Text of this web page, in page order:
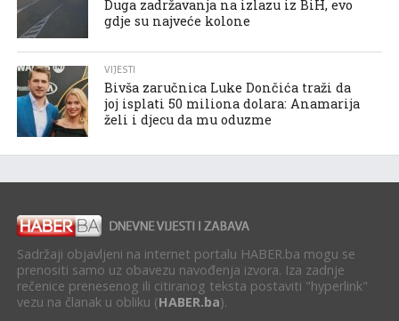
Duga zadržavanja na izlazu iz BiH, evo
gdje su najveće kolone
VIJESTI
Bivša zaručnica Luke Dončića traži da
joj isplati 50 miliona dolara: Anamarija
želi i djecu da mu oduzme
Sadržaji objavljeni na internet portalu HABER.ba mogu se
prenositi samo uz obavezu navođenja izvora. Iza zadnje
rečenice prenesenog ili citiranog teksta postaviti "hyperlink"
vezu na članak u obliku (HABER.ba).